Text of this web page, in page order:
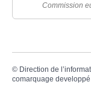
Commission
© Direction de
comarquage